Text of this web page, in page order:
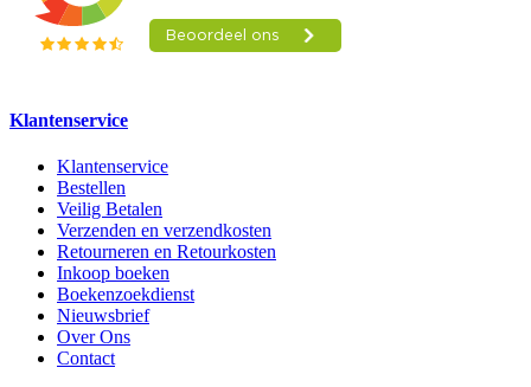
Klantenservice
Klantenservice
Bestellen
Veilig Betalen
Verzenden en verzendkosten
Retourneren en Retourkosten
Inkoop boeken
Boekenzoekdienst
Nieuwsbrief
Over Ons
Contact